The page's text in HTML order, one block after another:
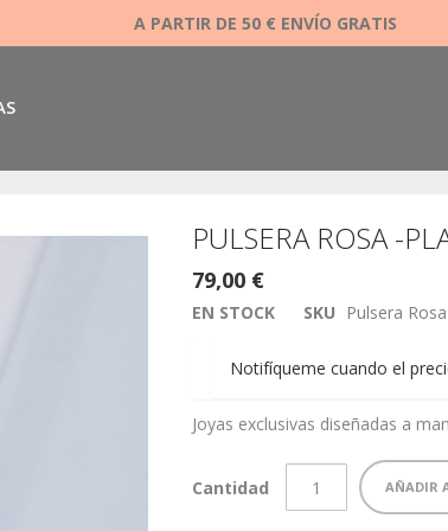
A PARTIR DE 50 € ENVÍO GRATIS
PULSERA ROSA -
79,00 €
EN STOCK SKU Pulsera
Notifíqueme cuando el
Joyas exclusivas diseñadas a
Cantidad AÑADIR